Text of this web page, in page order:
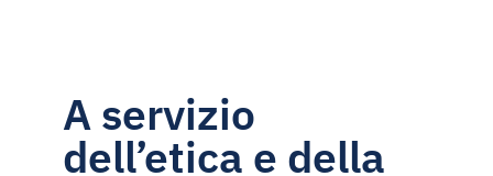
A servizio
dell’etica e della